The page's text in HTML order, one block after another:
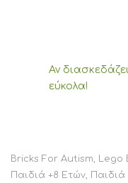
Αν
εύκολα!
Bricks For Autism, Lego
Παιδιά +8 Ετών,